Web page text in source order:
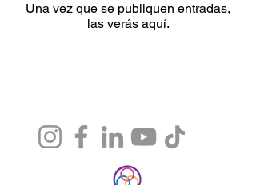
Una vez que se publiquen entradas,
las verás aquí.